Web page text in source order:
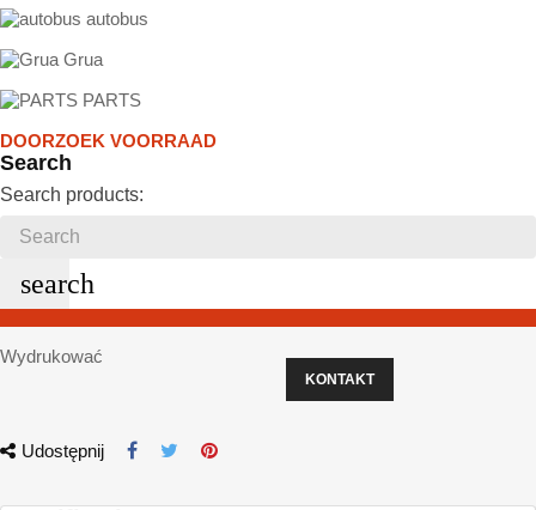
autobus
Grua
PARTS
DOORZOEK VOORRAAD
Search
Search products:
search
Wydrukować
KONTAKT
Udostępnij